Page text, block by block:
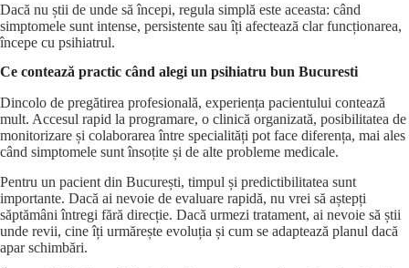
Dacă nu știi de unde să începi, regula simplă este aceasta: când
simptomele sunt intense, persistente sau îți afectează clar funcționarea,
începe cu psihiatrul.
Ce contează practic când alegi un psihiatru bun Bucuresti
Dincolo de pregătirea profesională, experiența pacientului contează
mult. Accesul rapid la programare, o clinică organizată, posibilitatea de
monitorizare și colaborarea între specialități pot face diferența, mai ales
când simptomele sunt însoțite și de alte probleme medicale.
Pentru un pacient din București, timpul și predictibilitatea sunt
importante. Dacă ai nevoie de evaluare rapidă, nu vrei să aștepți
săptămâni întregi fără direcție. Dacă urmezi tratament, ai nevoie să știi
unde revii, cine îți urmărește evoluția și cum se adaptează planul dacă
apar schimbări.